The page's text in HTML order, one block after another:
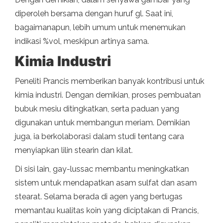
diperoleh bersama dengan huruf gl. Saat ini,
bagaimanapun, lebih umum untuk menemukan
indikasi %vol, meskipun artinya sama.
Kimia Industri
Peneliti Prancis memberikan banyak kontribusi untuk
kimia industri. Dengan demikian, proses pembuatan
bubuk mesiu ditingkatkan, serta paduan yang
digunakan untuk membangun meriam. Demikian
juga, ia berkolaborasi dalam studi tentang cara
menyiapkan lilin stearin dan kilat.
Di sisi lain, gay-lussac membantu meningkatkan
sistem untuk mendapatkan asam sulfat dan asam
stearat. Selama berada di agen yang bertugas
memantau kualitas koin yang diciptakan di Prancis,